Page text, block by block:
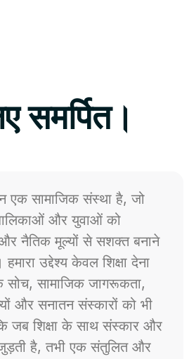
समर्पित।
सामाजिक संस्था है, जो
और युवाओं को
और नैतिक मूल्यों से सशक्त बनाने
उद्देश्य केवल शिक्षा देना
सोच, सामाजिक जागरूकता,
और सनातन संस्कारों को भी
जब शिक्षा के साथ संस्कार और
है, तभी एक संतुलित और